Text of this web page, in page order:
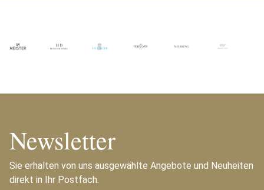
Newsletter
Sie erhalten von uns ausgewählte Angebote und Neuheiten
direkt in Ihr Postfach.